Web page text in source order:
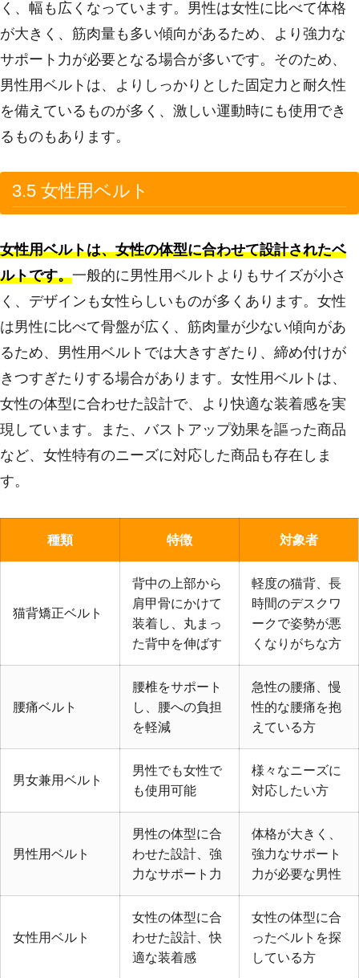
く、幅も広くなっています。男性は女性に比べて体格
が大きく、筋肉量も多い傾向があるため、より強力な
サポート力が必要となる場合が多いです。そのため、
男性用ベルトは、よりしっかりとした固定力と耐久性
を備えているものが多く、激しい運動時にも使用でき
るものもあります。
3.5 女性用ベルト
女性用ベルトは、女性の体型に合わせて設計されたベ
ルトです。一般的に男性用ベルトよりもサイズが小さ
く、デザインも女性らしいものが多くあります。女性
は男性に比べて骨盤が広く、筋肉量が少ない傾向があ
るため、男性用ベルトでは大きすぎたり、締め付けが
きつすぎたりする場合があります。女性用ベルトは、
女性の体型に合わせた設計で、より快適な装着感を実
現しています。また、バストアップ効果を謳った商品
など、女性特有のニーズに対応した商品も存在しま
す。
種類 特徴 対象者
猫背矯正ベルト
背中の上部から
肩甲骨にかけて
装着し、丸まっ
た背中を伸ばす
軽度の猫背、長
時間のデスクワ
ークで姿勢が悪
くなりがちな方
腰痛ベルト
腰椎をサポート
し、腰への負担
を軽減
急性の腰痛、慢
性的な腰痛を抱
えている方
男女兼用ベルト
男性でも女性で
も使用可能
様々なニーズに
対応したい方
男性用ベルト
男性の体型に合
わせた設計、強
力なサポート力
体格が大きく、
強力なサポート
力が必要な男性
女性用ベルト
女性の体型に合
わせた設計、快
適な装着感
女性の体型に合
ったベルトを探
している方